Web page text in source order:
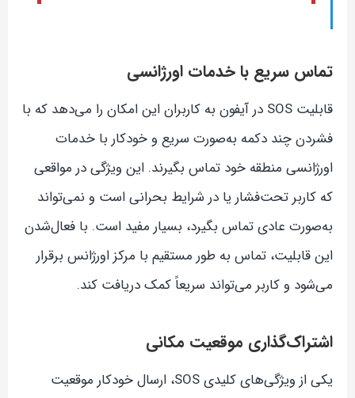
تماس سریع با خدمات اورژانسی
قابلیت SOS در آیفون به کاربران این امکان را می‌دهد که با
فشردن چند دکمه به‌صورت سریع و خودکار با خدمات
اورژانسی منطقه خود تماس بگیرند. این ویژگی در مواقعی
که کاربر تحت‌فشار یا در شرایط بحرانی است و نمی‌تواند
به‌صورت عادی تماس بگیرد، بسیار مفید است. با فعال‌شدن
این قابلیت، تماس به طور مستقیم با مرکز اورژانس برقرار
می‌شود و کاربر می‌تواند سریعاً کمک دریافت کند.
اشتراک‌گذاری موقعیت مکانی
یکی از ویژگی‌های کلیدی SOS، ارسال خودکار موقعیت